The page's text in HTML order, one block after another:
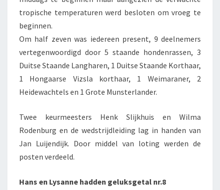
tropische temperaturen werd besloten om vroeg te
beginnen.
Om half zeven was iedereen present, 9 deelnemers
vertegenwoordigd door 5 staande hondenrassen, 3
Duitse Staande Langharen, 1 Duitse Staande Korthaar,
1 Hongaarse Vizsla korthaar, 1 Weimaraner, 2
Heidewachtels en 1 Grote Munsterlander.
Twee keurmeesters Henk Slijkhuis en Wilma
Rodenburg en de wedstrijdleiding lag in handen van
Jan Luijendijk. Door middel van loting werden de
posten verdeeld.
Hans en Lysanne hadden geluksgetal nr.8